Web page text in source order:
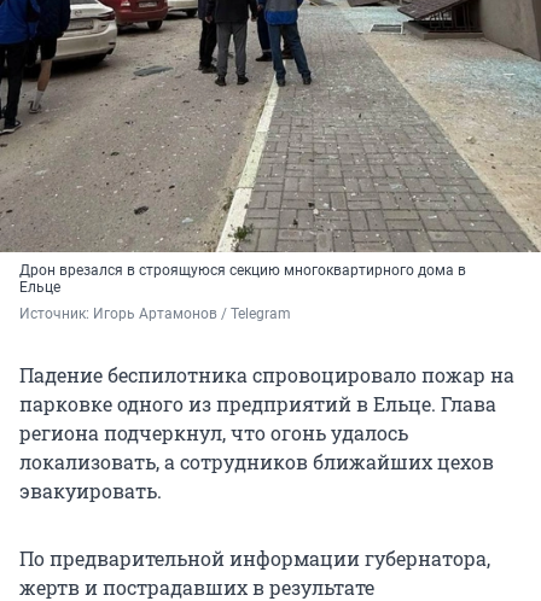
Дрон врезался в строящуюся секцию многоквартирного дома в
Ельце
Источник: Игорь Артамонов / Telegram
Падение беспилотника спровоцировало пожар на
парковке одного из предприятий в Ельце. Глава
региона подчеркнул, что огонь удалось
локализовать, а сотрудников ближайших цехов
эвакуировать.
По предварительной информации губернатора,
жертв и пострадавших в результате